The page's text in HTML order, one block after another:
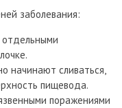
заболевания:
отдельными
начинают сливаться,
пищевода.
поражениями